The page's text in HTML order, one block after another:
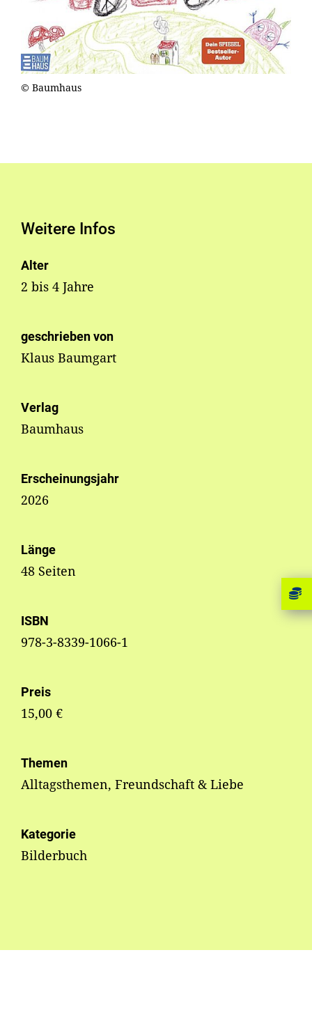
© Baumhaus
Weitere Infos
Alter
2 bis 4 Jahre
geschrieben von
Klaus Baumgart
Verlag
Baumhaus
Erscheinungsjahr
2026
Länge
48 Seiten
ISBN
978-3-8339-1066-1
Preis
15,00 €
Themen
Alltagsthemen, Freundschaft & Liebe
Kategorie
Bilderbuch